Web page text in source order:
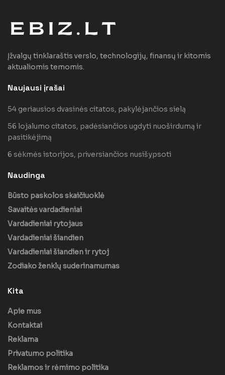
Įžvalgų tinklaraštis verslo, technologijų, finansų ir kitomis
aktualiomis temomis.
Naujausi įrašai
54 geriausios dvasinės citatos, pakylėjančios sielą
56 lojalumo citatos, padėsiančios ugdyti nuoširdumą ir
pasitikėjimą
6 sėkmės istorijos, priversiančios nusišypsoti
Naudinga
Būsto paskolos skaičiuoklė
Savaitės vardadieniai
Vardadieniai rytojaus
Vardadieniai šiandien
Vardadieniai šiandien ir rytoj
Zodiako ženklų suderinamumas
Kita
Apie mus
Kontaktai
Reklama
Privatumo politika
Reklamos ir rėmimo politika